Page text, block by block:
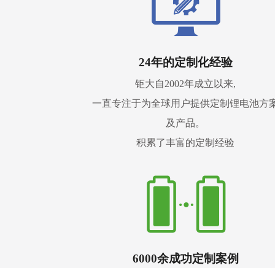
24年的定制化经验
钜大自2002年成立以来,
一直专注于为全球用户提供定制锂电池方
及产品。
积累了丰富的定制经验
6000余成功定制案例